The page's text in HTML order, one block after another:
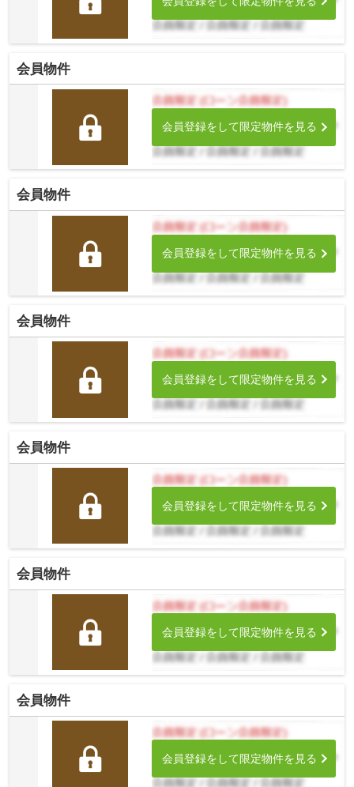
会員物件
会員登録をして限定物件を見る
会員物件
会員登録をして限定物件を見る
会員物件
会員登録をして限定物件を見る
会員物件
会員登録をして限定物件を見る
会員物件
会員登録をして限定物件を見る
会員物件
会員登録をして限定物件を見る